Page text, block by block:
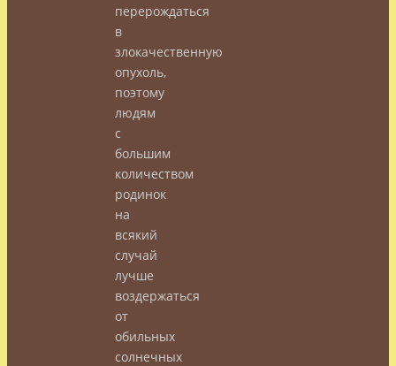
перерождаться
в
злокачественную
опухоль,
поэтому
людям
с
большим
количеством
родинок
на
всякий
случай
лучше
воздержаться
от
обильных
солнечных